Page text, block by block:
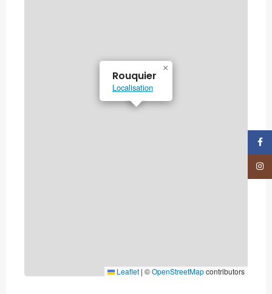
Rouquier
Localisation
×
Leaflet | ©OpenStreetMapcontributors